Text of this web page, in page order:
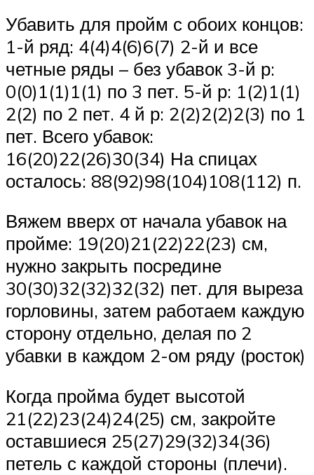
Убавить для пройм с обоих концов:
1-й ряд: 4(4)4(6)6(7) 2-й и все
четные ряды – без убавок 3-й р:
0(0)1(1)1(1) по 3 пет. 5-й р: 1(2)1(1)
2(2) по 2 пет. 4 й р: 2(2)2(2)2(3) по 1
пет. Всего убавок:
16(20)22(26)30(34) На спицах
осталось: 88(92)98(104)108(112) п.
Вяжем вверх от начала убавок на
пройме: 19(20)21(22)22(23) см,
нужно закрыть посредине
30(30)32(32)32(32) пет. для выреза
горловины, затем работаем каждую
сторону отдельно, делая по 2
убавки в каждом 2-ом ряду (росток)
Когда пройма будет высотой
21(22)23(24)24(25) см, закройте
оставшиеся 25(27)29(32)34(36)
петель с каждой стороны (плечи).